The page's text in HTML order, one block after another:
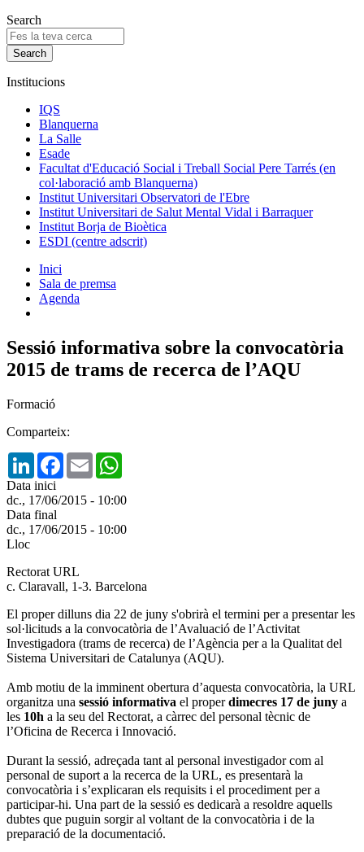
Search
Institucions
IQS
Blanquerna
La Salle
Esade
Facultat d'Educació Social i Treball Social Pere Tarrés (en
col·laboració amb Blanquerna)
Institut Universitari Observatori de l'Ebre
Institut Universitari de Salut Mental Vidal i Barraquer
Institut Borja de Bioètica
ESDI (centre adscrit)
Inici
Sala de premsa
Agenda
Sessió informativa sobre la convocatòria
2015 de trams de recerca de l’AQU
Formació
Comparteix:
LinkedInFacebook
Email
Data inici
dc., 17/06/2015 - 10:00
Data final
dc., 17/06/2015 - 10:00
Lloc
Rectorat URL
c. Claravall, 1-3. Barcelona
El proper dilluns dia 22 de juny s'obrirà el termini per a presentar les
sol·licituds a la convocatòria de l’Avaluació de l’Activitat
Investigadora (trams de recerca) de l’Agència per a la Qualitat del
Sistema Universitari de Catalunya (AQU).
Amb motiu de la imminent obertura d’aquesta convocatòria, la URL
organitza una sessió informativa el properdimecres 17 de juny a
les 10h a la seu del Rectorat, a càrrec del personal tècnic de
l’Oficina de Recerca i Innovació.
Durant la sessió, adreçada tant al personal investigador com al
personal de suport a la recerca de la URL, es presentarà la
convocatòria i s’explicaran els requisits i el procediment per a
participar-hi. Una part de la sessió es dedicarà a resoldre aquells
dubtes que puguin sorgir al voltant de la convocatòria i de la
preparació de la documentació.